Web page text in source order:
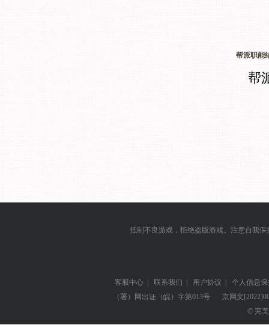
帮派职能
帮
抵制不良游戏，拒绝盗版游戏。注意自我
客服中心 | 联系我们 | 用户协议 |
个人信息
（署）网出证（皖）字第013号
京网文
© 完美